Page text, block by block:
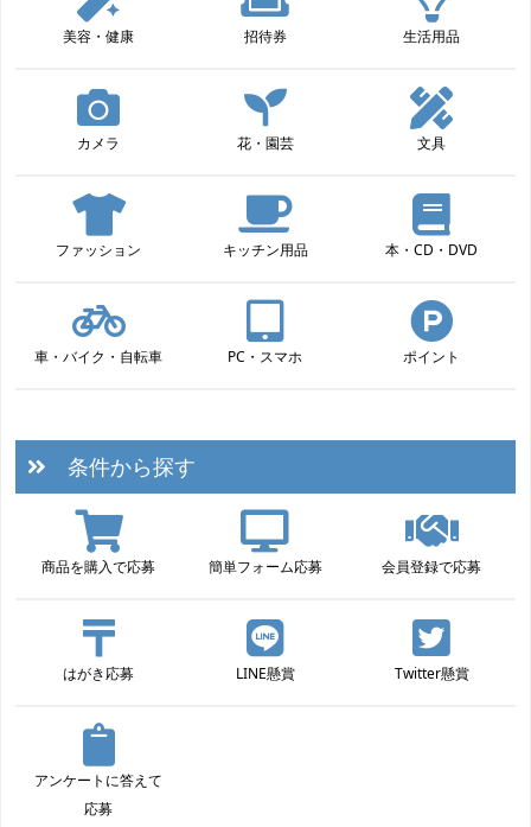
美容・健康 招待券 生活用品
カメラ 花・園芸 文具
ファッション キッチン用品 本・CD・DVD
車・バイク・自転車 PC・スマホ ポイント
条件から探す
商品を購入で応募 簡単フォーム応募 会員登録で応募
はがき応募 LINE懸賞 Twitter懸賞
アンケートに答えて
応募